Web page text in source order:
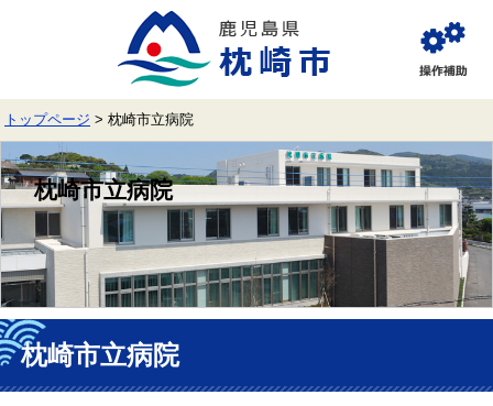
で
す。
ば
し
て
本
文
覧
補
トップページ > 枕崎市立病院
枕崎市立病院
本
文 枕崎市立病院